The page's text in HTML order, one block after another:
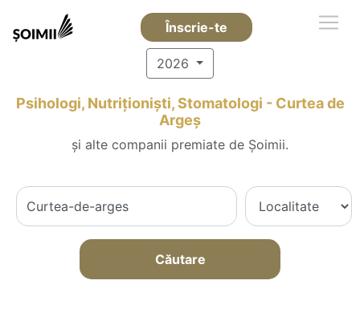
Înscrie-te
2026
Psihologi, Nutriționiști, Stomatologi - Curtea de
Argeş
și alte companii premiate de Șoimii.
Căutare